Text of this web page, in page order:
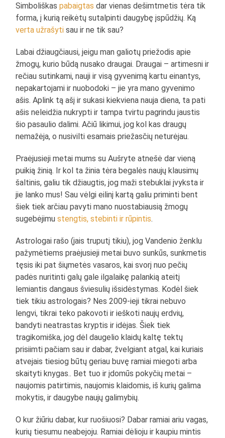
Simboliškaspabaigtas dar vienas dešimtmetis tėra tik
forma, į kurią reikėtų sutalpinti daugybę įspūdžių. Ką
verta užrašyti sau ir ne tik sau?
Labai džiaugčiausi, jeigu man galiotų priežodis apie
žmogų, kurio būdą nusako draugai. Draugai – artimesni ir
rečiau sutinkami, nauji ir visą gyvenimą kartu einantys,
nepakartojami ir nuobodoki – jie yra mano gyvenimo
ašis. Aplink tą ašį ir sukasi kiekviena nauja diena, ta pati
ašis neleidžia nukrypti ir tampa tvirtu pagrindu jaustis
šio pasaulio dalimi. Ačiū likimui, jog kol kas draugų
nemažėja, o nusivilti esamais priežasčių neturėjau.
Praėjusieji metai mums su Aušryte atnešė dar vieną
puikią žinią. Ir kol ta žinia tėra begalės naujų klausimų
šaltinis, galiu tik džiaugtis, jog maži stebuklai įvyksta ir
jie lanko mus! Sau vėlgi eilinį kartą galiu priminti bent
šiek tiek arčiau pavyti mano nuostabiausią žmogų
sugebėjimustengtis, stebinti ir rūpintis.
Astrologai rašo (jais truputį tikiu), jog Vandenio ženklu
pažymėtiems praėjusieji metai buvo sunkūs, sunkmetis
tęsis iki pat šiųmetės vasaros, kai svorį nuo pečių
padės nuritinti galų gale ilgalaikę palankią ateitį
lemiantis dangaus šviesulių išsidėstymas. Kodėl šiek
tiek tikiu astrologais? Nes 2009-ieji tikrai nebuvo
lengvi, tikrai teko pakovoti ir ieškoti naujų erdvių,
bandyti neatrastas kryptis ir idėjas. Šiek tiek
tragikomiška, jog dėl daugelio klaidų kaltę tektų
prisiimti pačiam sau ir dabar, žvelgiant atgal, kai kuriais
atvejais tiesiog būtų geriau buvę ramiai miegoti arba
skaityti knygas.. Bet tuo ir įdomūs pokyčių metai –
naujomis patirtimis, naujomis klaidomis, iš kurių galima
mokytis, ir daugybe naujų galimybių.
O kur žiūriu dabar, kur ruošiuosi? Dabar ramiai ariu vagas,
kurių tiesumu neabejoju. Ramiai dėlioju ir kaupiu mintis